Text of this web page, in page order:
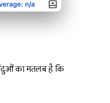
का मतलब है कि